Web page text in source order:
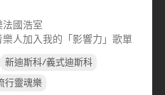
法國浩室
樂人加入我的「影響力」歌單
新迪斯科/義式迪斯科
行靈魂樂